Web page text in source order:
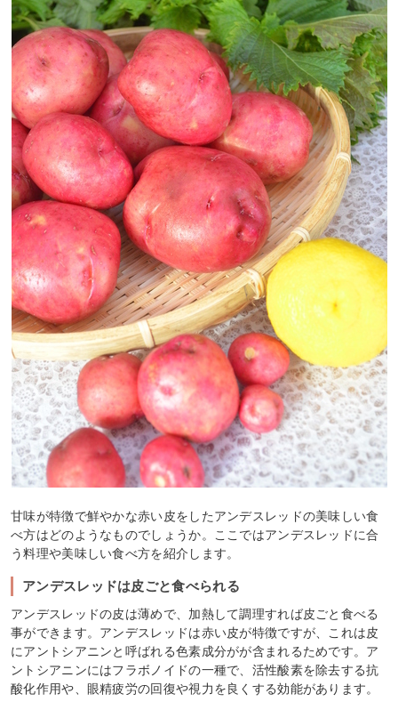
甘味が特徴で鮮やかな赤い皮をしたアンデスレッドの美味しい食
べ方はどのようなものでしょうか。ここではアンデスレッドに合
う料理や美味しい食べ方を紹介します。
アンデスレッドは皮ごと食べられる
アンデスレッドの皮は薄めで、加熱して調理すれば皮ごと食べる
事ができます。アンデスレッドは赤い皮が特徴ですが、これは皮
にアントシアニンと呼ばれる色素成分がが含まれるためです。ア
ントシアニンにはフラボノイドの一種で、活性酸素を除去する抗
酸化作用や、眼精疲労の回復や視力を良くする効能があります。